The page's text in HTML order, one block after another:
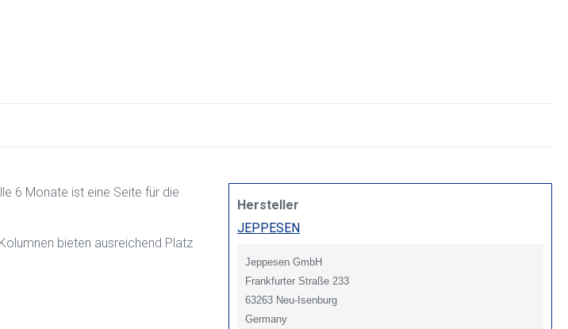
6 Monate ist eine Seite für die
bieten ausreichend Platz
Hersteller
JEPPESEN
Jeppesen GmbH
Frankfurter Straße 233
63263 Neu-Isenburg
Germany